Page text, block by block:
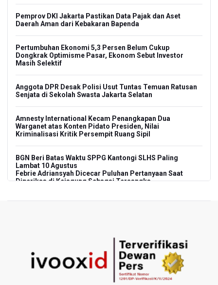
Pemprov DKI Jakarta Pastikan Data Pajak dan Aset
Daerah Aman dari Kebakaran Bapenda
Pertumbuhan Ekonomi 5,3 Persen Belum Cukup
Dongkrak Optimisme Pasar, Ekonom Sebut Investor
Masih Selektif
Anggota DPR Desak Polisi Usut Tuntas Temuan Ratusan
Senjata di Sekolah Swasta Jakarta Selatan
Amnesty International Kecam Penangkapan Dua
Warganet atas Konten Pidato Presiden, Nilai
Kriminalisasi Kritik Persempit Ruang Sipil
BGN Beri Batas Waktu SPPG Kantongi SLHS Paling
Lambat 10 Agustus
Febrie Adriansyah Dicecar Puluhan Pertanyaan Saat
Diperiksa di Kejagung Sebagai Tersangka
SEA V Cup 2026: Timnas Voli Putri Indonesia Menang
Lawan Vietnam 3-2
Kebakaran Landa Gedung Bapenda DKI Jakarta